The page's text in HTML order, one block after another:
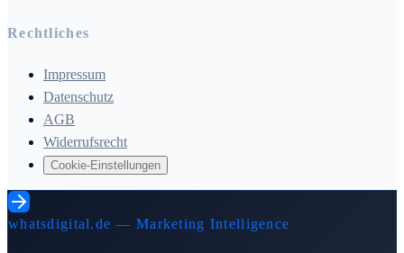
Rechtliches
Impressum
Datenschutz
AGB
Widerrufsrecht
Cookie-Einstellungen
whatsdigital.de — Marketing Intelligence